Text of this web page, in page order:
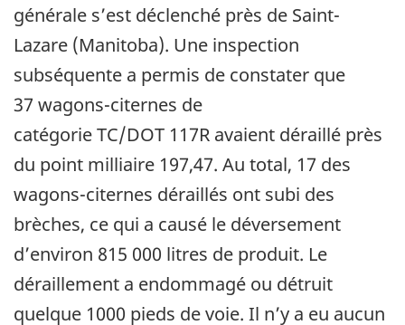
générale s’est déclenché près de Saint-
Lazare (Manitoba). Une inspection
subséquente a permis de constater que
37 wagons-citernes de
catégorie TC/DOT 117R avaient déraillé près
du point milliaire 197,47. Au total, 17 des
wagons-citernes déraillés ont subi des
brèches, ce qui a causé le déversement
d’environ 815 000 litres de produit. Le
déraillement a endommagé ou détruit
quelque 1000 pieds de voie. Il n’y a eu aucun